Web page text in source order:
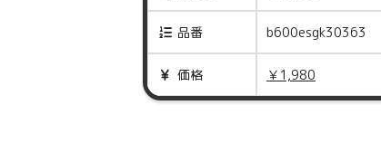
品番 b600esgk30363
価格 ￥1,980